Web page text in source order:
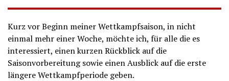
Kurz vor Beginn meiner Wettkampfsaison, in nicht
einmal mehr einer Woche, möchte ich, für alle die es
interessiert, einen kurzen Rückblick auf die
Saisonvorbereitung sowie einen Ausblick auf die erste
längere Wettkampfperiode geben.